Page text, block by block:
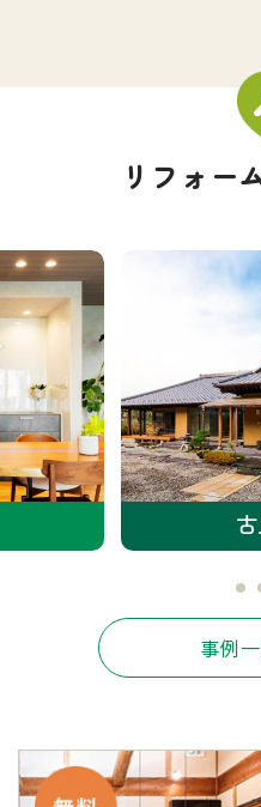
リフォー
事例